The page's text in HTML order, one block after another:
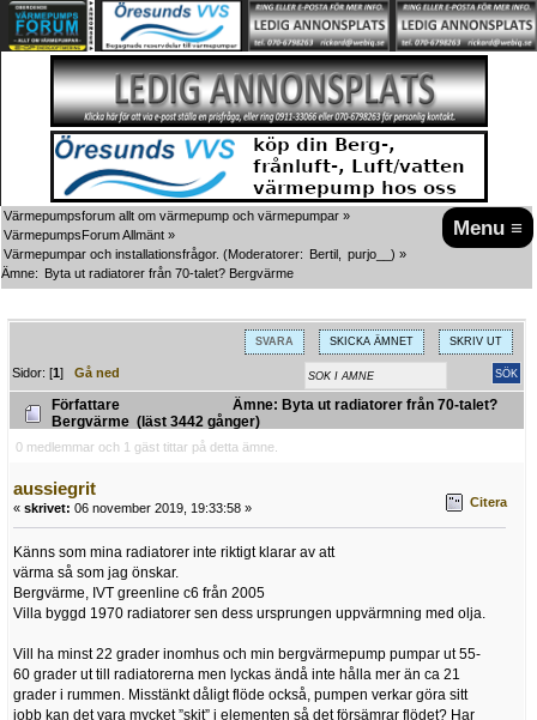
Menu ≡
Värmepumpsforum allt om värmepump och värmepumpar »
VärmepumpsForum Allmänt »
Värmepumpar och installationsfrågor. (Moderatorer: Bertil purjo__ ) »
Ämne: Byta ut radiatorer från 70-talet? Bergvärme
SVARA SKICKA ÄMNET SKRIV UT
Sidor: [1]Gå ned
Författare
Ämne: Byta ut radiatorer från 70-talet?
Bergvärme (läst 3442 gånger)
0 medlemmar och 1 gäst tittar på detta ämne.
aussiegrit
« skrivet: 06 november 2019, 19:33:58 » Citera
Känns som mina radiatorer inte riktigt klarar av att
värma så som jag önskar.
Bergvärme, IVT greenline c6 från 2005
Villa byggd 1970 radiatorer sen dess ursprungen uppvärmning med olja.
Vill ha minst 22 grader inomhus och min bergvärmepump pumpar ut 55-
60 grader ut till radiatorerna men lyckas ändå inte hålla mer än ca 21
grader i rummen. Misstänkt dåligt flöde också, pumpen verkar göra sitt
jobb kan det vara mycket ”skit” i elementen så det försämrar flödet? Har